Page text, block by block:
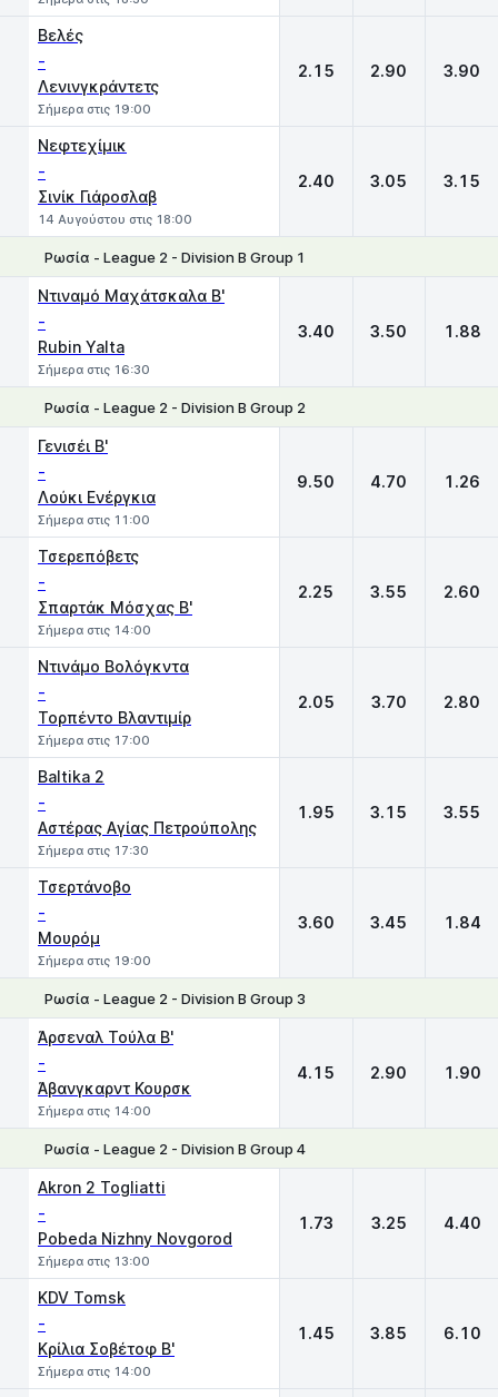
Βελές
-
Λενινγκράντετς
Σήμερα στις 19:00
2.15 2.90 3.90
Νεφτεχίμικ
-
Σινίκ Γιάροσλαβ
14 Αυγούστου στις 18:00
2.40 3.05 3.15
Ρωσία - League 2 - Division B Group 1
Ντιναμό Μαχάτσκαλα Β'
-
Rubin Yalta
Σήμερα στις 16:30
3.40 3.50 1.88
Ρωσία - League 2 - Division B Group 2
Γενισέι Β'
-
Λούκι Ενέργκια
Σήμερα στις 11:00
9.50 4.70 1.26
Τσερεπόβετς
-
Σπαρτάκ Μόσχας Β'
Σήμερα στις 14:00
2.25 3.55 2.60
Ντινάμο Βολόγκντα
-
Τορπέντο Βλαντιμίρ
Σήμερα στις 17:00
2.05 3.70 2.80
Baltika 2
-
Αστέρας Αγίας Πετρούπολης
Σήμερα στις 17:30
1.95 3.15 3.55
Τσερτάνοβο
-
Μουρόμ
Σήμερα στις 19:00
3.60 3.45 1.84
Ρωσία - League 2 - Division B Group 3
Άρσεναλ Τούλα Β'
-
Άβανγκαρντ Κουρσκ
Σήμερα στις 14:00
4.15 2.90 1.90
Ρωσία - League 2 - Division B Group 4
Akron 2 Togliatti
-
Pobeda Nizhny Novgorod
Σήμερα στις 13:00
1.73 3.25 4.40
KDV Tomsk
-
Κρίλια Σοβέτοφ Β'
Σήμερα στις 14:00
1.45 3.85 6.10